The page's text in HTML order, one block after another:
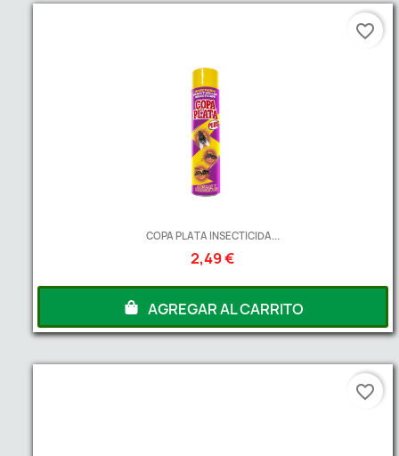
COPA PLATA INSECTICIDA...
2,49 €
AGREGAR AL CARRITO
favorite_border
favorite_border